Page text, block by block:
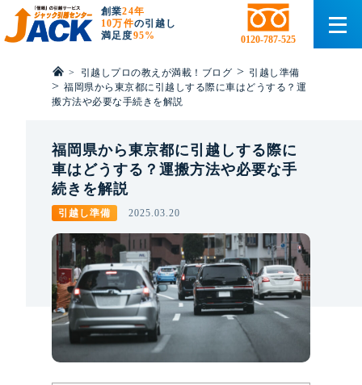
創業24年
10万件の引越し
満足度95% 0120-787-525
> 引越しプロの教えが満載！ブログ > 引越し準備
> 福岡県から東京都に引越しする際に車はどうする？運
搬方法や必要な手続きを解説
福岡県から東京都に引越しする際に
車はどうする？運搬方法や必要な手
続きを解説
引越し準備 2025.03.20